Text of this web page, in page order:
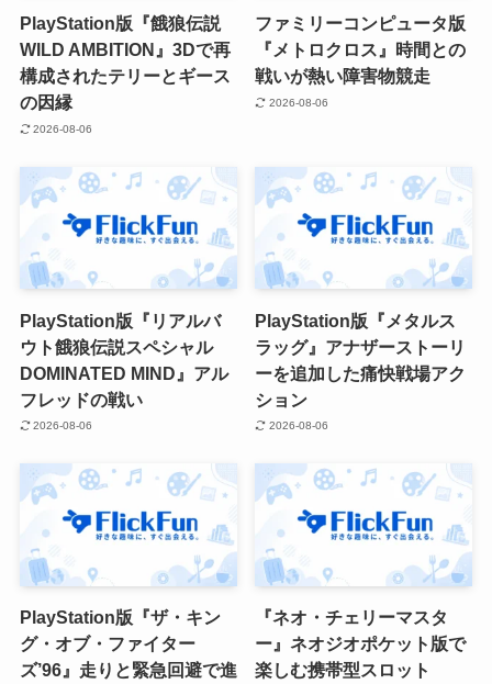
PlayStation版『餓狼伝説
WILD AMBITION』3Dで再
構成されたテリーとギース
の因縁
2026-08-06
ファミリーコンピュータ版
『メトロクロス』時間との
戦いが熱い障害物競走
2026-08-06
PlayStation版『リアルバ
ウト餓狼伝説スペシャル
DOMINATED MIND』アル
フレッドの戦い
2026-08-06
PlayStation版『メタルス
ラッグ』アナザーストーリ
ーを追加した痛快戦場アク
ション
2026-08-06
PlayStation版『ザ・キン
グ・オブ・ファイター
ズ’96』走りと緊急回避で進
『ネオ・チェリーマスタ
ー』ネオジオポケット版で
楽しむ携帯型スロット